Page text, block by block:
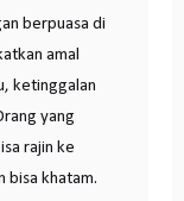
berpuasa di
amal
ketinggalan
yang
rajin ke
bisa khatam.